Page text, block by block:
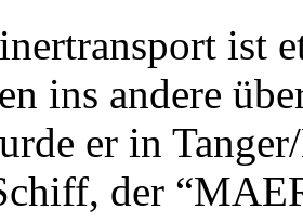
ist
ins andere
er in
der